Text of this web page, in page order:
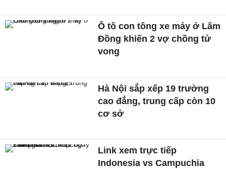
Ô tô con tông xe máy ở Lâm
Đồng khiến 2 vợ chồng tử
vong
Hà Nội sắp xếp 19 trường
cao đẳng, trung cấp còn 10
cơ sở
Link xem trực tiếp
Indonesia vs Campuchia